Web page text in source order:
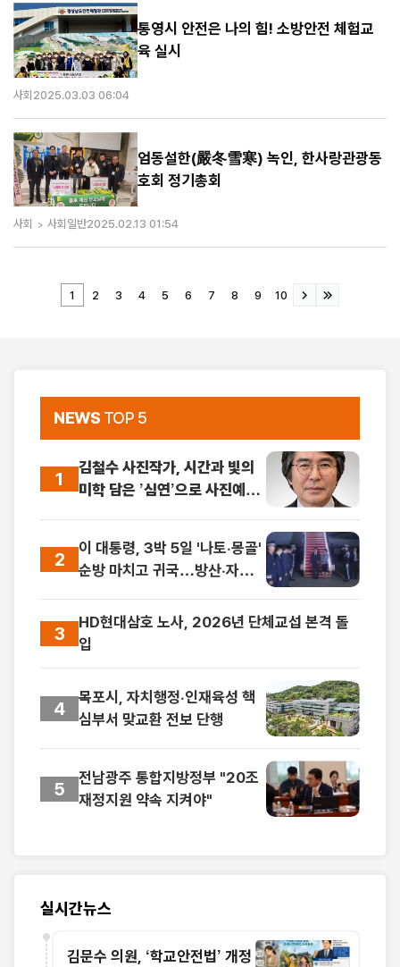
통영시 안전은 나의 힘! 소방안전 체험교
육 실시
사회 2025.03.03 06:04
엄동설한(嚴冬雪寒) 녹인, 한사랑관광동
호회 정기총회
사회 사회일반2025.02.13 01:54
1 2 3 4 5 6 7 8 9 10
NEWS TOP 5
1
김철수 사진작가, 시간과 빛의
미학 담은 ’심연’으로 사진예술
2
이 대통령, 3박 5일 '나토·몽골'
순방 마치고 귀국…방산·자원
3
HD현대삼호 노사, 2026년 단체교섭 본격 돌
입
4
목포시, 자치행정·인재육성 핵
심부서 맞교환 전보 단행
5
전남광주 통합지방정부 "20조
재정지원 약속 지켜야"
실시간뉴스
김문수 의원, ‘학교안전법’ 개정